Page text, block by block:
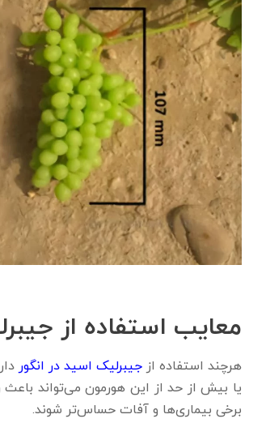
معایب استفاده از
هرچند استفاده از جیبرلیک اسید در انگور
یا بیش از حد از این هورمون می‌تواند
برخی بیماری‌ها و آفات حساس‌تر شوند.